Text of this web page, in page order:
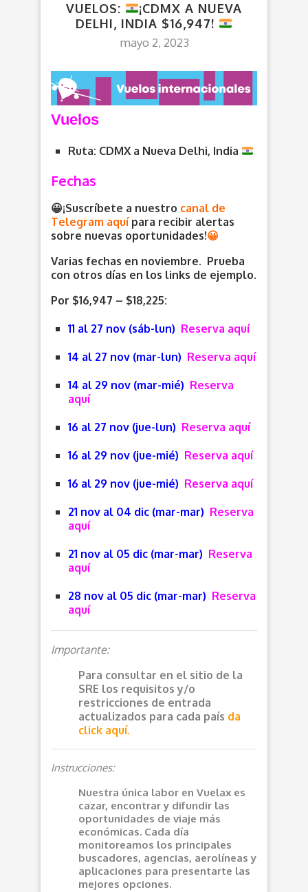
VUELOS:
¡CDMX A NUEVA
DELHI, INDIA $16,947!
mayo 2, 2023
Vuelos
Ruta: CDMX a Nueva Delhi, India
Fechas
😀¡Suscríbete a nuestro canal de
Telegram aquí para recibir alertas
sobre nuevas oportunidades!😀
Varias fechas en noviembre. Prueba
con otros días en los links de ejemplo.
Por $16,947 – $18,225:
11 al 27 nov (sáb-lun) Reserva aquí
14 al 27 nov (mar-lun) Reserva aquí
14 al 29 nov (mar-mié) Reserva
aquí
16 al 27 nov (jue-lun) Reserva aquí
16 al 29 nov (jue-mié) Reserva aquí
16 al 29 nov (jue-mié) Reserva aquí
21 nov al 04 dic (mar-mar) Reserva
aquí
21 nov al 05 dic (mar-mar) Reserva
aquí
28 nov al 05 dic (mar-mar) Reserva
aquí
Importante:
Para consultar en el sitio de la
SRE los requisitos y/o
restricciones de entrada
actualizados para cada país da
click aquí.
Instrucciones:
Nuestra única labor en Vuelax es
cazar, encontrar y difundir las
oportunidades de viaje más
económicas. Cada día
monitoreamos los principales
buscadores, agencias, aerolíneas y
aplicaciones para presentarte las
mejores opciones.